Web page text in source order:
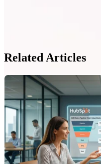
Related Articles